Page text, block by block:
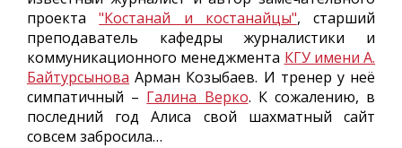
проекта"Костанай и костанайцы", старший
преподаватель кафедры журналистики и
коммуникационного менеджмента КГУ имени А.
Байтурсынова Арман Козыбаев. И тренер у неё
симпатичный – Галина Верко. К сожалению, в
последний год Алиса свой шахматный сайт
совсем забросила…